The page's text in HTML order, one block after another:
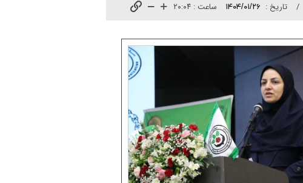
ساعت : ۲۰:۰۴ تاريخ : ۱۴۰۴/۰۱/۲۶